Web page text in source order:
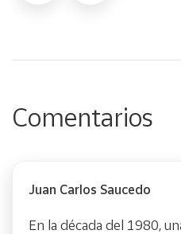
Comentarios
Juan Carlos Saucedo
En la década del 1980,